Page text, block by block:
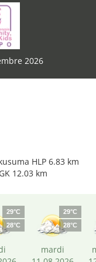
2026
HLP 6.83 km
12.03 km
29°C
28°C
29°C
28°C
mardi